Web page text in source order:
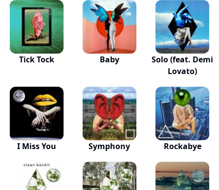
Tick Tock Baby
Solo (feat. Demi
Lovato)
I Miss You Symphony Rockabye